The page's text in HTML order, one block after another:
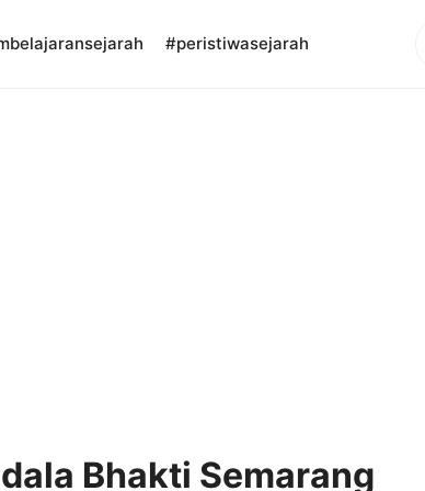
#peristiwasejarah
Bhakti Semarang